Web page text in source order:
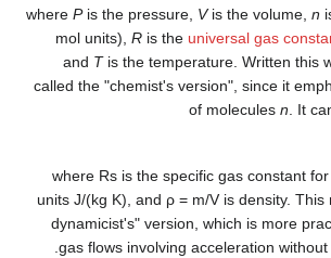
where Pis the pressure, Vis the volume, n
mol units), R is the universal gas
and Tis the temperature. Written this
called the "chemist's version", since it
of molecules n. It
where Rs is the specific gas constant
units J/(kg K), and ρ = m/V is density.
dynamicist's" version, which is more
gas flows involving acceleration without